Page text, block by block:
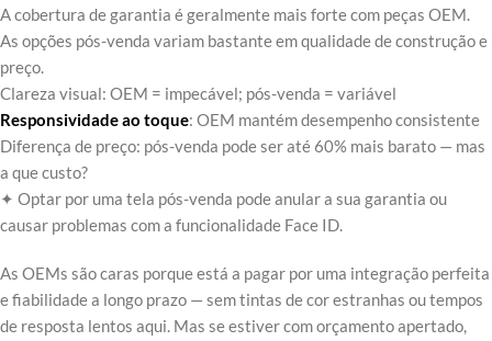
A cobertura de garantia é geralmente mais forte com peças OEM.
As opções pós-venda variam bastante em qualidade de construção e
preço.
Clareza visual: OEM = impecável; pós-venda = variável
Responsividade ao toque: OEM mantém desempenho consistente
Diferença de preço: pós-venda pode ser até 60% mais barato — mas
a que custo?
✦ Optar por uma tela pós-venda pode anular a sua garantia ou
causar problemas com a funcionalidade Face ID.
As OEMs são caras porque está a pagar por uma integração perfeita
e fiabilidade a longo prazo — sem tintas de cor estranhas ou tempos
de resposta lentos aqui. Mas se estiver com orçamento apertado,